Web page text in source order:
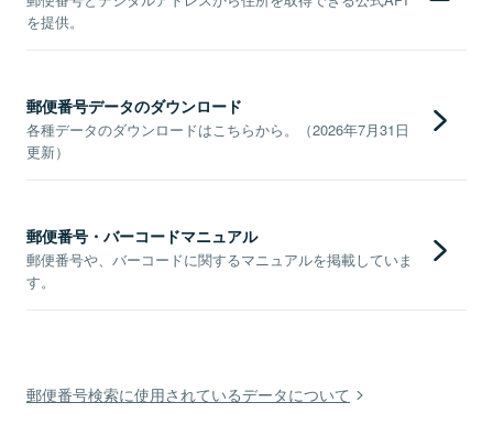
を提供。
郵便番号データのダウンロード
各種データのダウンロードはこちらから。（2026年7月31日
更新）
郵便番号・バーコードマニュアル
郵便番号や、バーコードに関するマニュアルを掲載していま
す。
郵便番号検索に使用されているデータについて